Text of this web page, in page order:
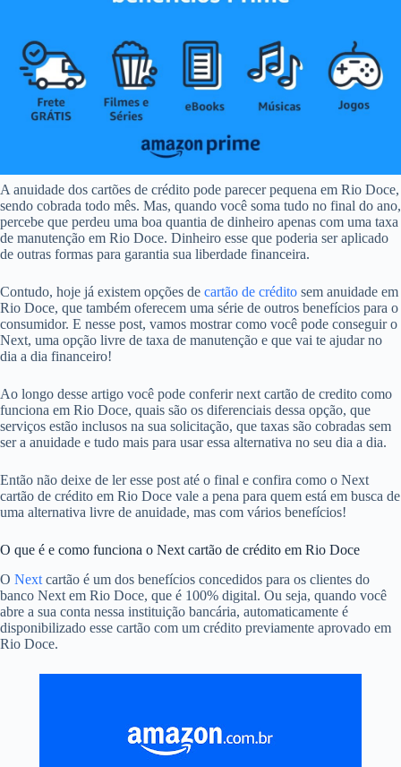
A anuidade dos cartões de crédito pode parecer pequena em Rio Doce,
sendo cobrada todo mês. Mas, quando você soma tudo no final do ano,
percebe que perdeu uma boa quantia de dinheiro apenas com uma taxa
de manutenção em Rio Doce. Dinheiro esse que poderia ser aplicado
de outras formas para garantia sua liberdade financeira.
Contudo, hoje já existem opções de cartão de crédito sem anuidade em
Rio Doce, que também oferecem uma série de outros benefícios para o
consumidor. E nesse post, vamos mostrar como você pode conseguir o
Next, uma opção livre de taxa de manutenção e que vai te ajudar no
dia a dia financeiro!
Ao longo desse artigo você pode conferir next cartão de credito como
funciona em Rio Doce, quais são os diferenciais dessa opção, que
serviços estão inclusos na sua solicitação, que taxas são cobradas sem
ser a anuidade e tudo mais para usar essa alternativa no seu dia a dia.
Então não deixe de ler esse post até o final e confira como o Next
cartão de crédito em Rio Doce vale a pena para quem está em busca de
uma alternativa livre de anuidade, mas com vários benefícios!
O que é e como funciona o Next cartão de crédito em Rio Doce
O Next cartão é um dos benefícios concedidos para os clientes do
banco Next em Rio Doce, que é 100% digital. Ou seja, quando você
abre a sua conta nessa instituição bancária, automaticamente é
disponibilizado esse cartão com um crédito previamente aprovado em
Rio Doce.